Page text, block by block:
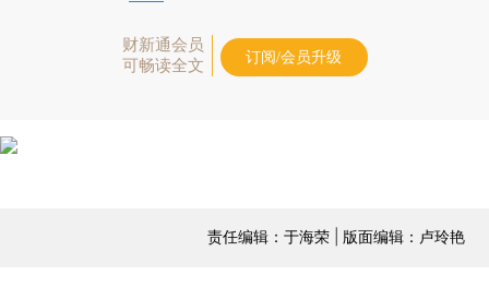
财新通会员
可畅读全文
订阅/会员升级
责任编辑：于海荣 | 版面编辑：卢玲艳